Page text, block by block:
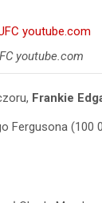
youtube.com
Frankie
Fergusona